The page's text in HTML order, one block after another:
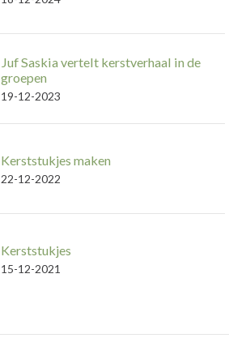
Juf Saskia vertelt kerstverhaal in de
groepen
19-12-2023
Kerststukjes maken
22-12-2022
Kerststukjes
15-12-2021